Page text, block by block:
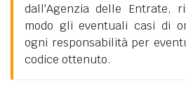
dall'Agenzia delle Entrate,
modo gli eventuali casi di
ogni responsabilità per
codice ottenuto.